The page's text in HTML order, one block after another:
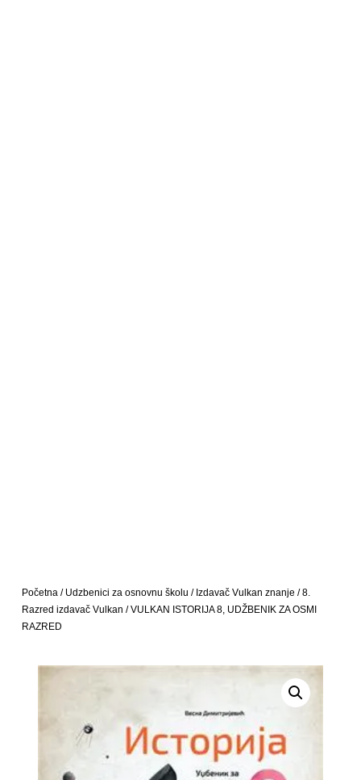
Početna/ Udzbenici za osnovnu školu / Izdavač Vulkan znanje /8.
Razred izdavač Vulkan / VULKAN ISTORIJA 8, UDŽBENIK ZA OSMI
RAZRED